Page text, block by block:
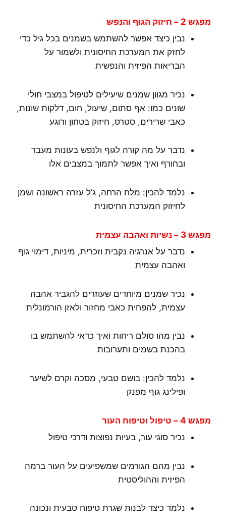
מפגש 2 – חיזוק הגוף והנפש
נבין כיצד אפשר להשתמש בשמנים בכל גיל כדי
לחזק את המערכת החיסונית ולשמור על
הבריאות הפיזית והנפשית
נכיר מגוון שמנים שיעילים לטיפול במצבי חולי
שונים כמו: אף סתום, שיעול, חום, דלקות שונות,
כאבי שרירים, סטרס, חיזוק בטחון ורוגע
נדבר על מה קורה לגוף ולנפש בעונות מעבר
ובחורף ואיך אפשר לתמוך במצבים אלו
נלמד להכין: מלח הרחה, ג’ל עזרה ראשונה ושמן
לחיזוק המערכת החיסונית
מפגש 3 – נשיות ואהבה עצמית
נדבר על אנרגיה נקבית וזכרית, מיניות, דימוי גוף
ואהבה עצמית
נכיר שמנים מיוחדים שעוזרים להגביר אהבה
עצמית, להפחית כאבי מחזור ולאזן הורמונלית
נבין מהו סולם ריחות ואיך כדאי להשתמש בו
בהכנת בשמים ותערובות
נלמד להכין: בושם טבעי, מסכה וקרם לשיער
ופילינג גוף מפנק
מפגש 4 – טיפול וטיפוח העור
נכיר סוגי עור, בעיות נפוצות ודרכי טיפול
נבין מהם הגורמים שמשפיעים על העור ברמה
הפיזית וההוליסטית
נלמד כיצד לבנות שגרת טיפוח טבעית ונכונה